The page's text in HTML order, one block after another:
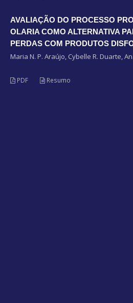
AVALIAÇÃO DO PROCESSO
OLARIA COMO ALTERNATIVA
PERDAS COM PRODUTOS
Maria N. P. Araújo, Cybelle R. Duarte,
PDF Resumo